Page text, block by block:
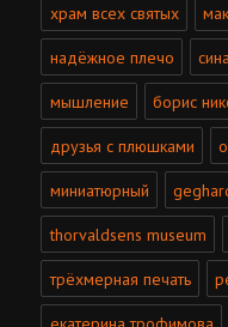
храм всех святых
надёжное плечо
мышление борис
друзья с плюшками
миниатюрный
thorvaldsens museum
трёхмерная печать